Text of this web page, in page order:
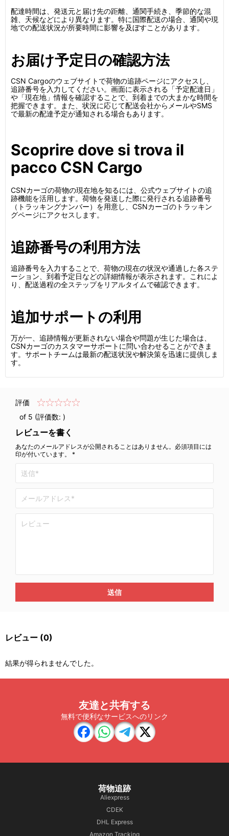
配達時間は、発送元と届け先の距離、通関手続き、季節的な混
雑、天候などにより異なります。特に国際配送の場合、通関や現
地での配送状況が所要時間に影響を及ぼすことがあります。
お届け予定日の確認方法
CSN Cargoのウェブサイトで荷物の追跡ページにアクセスし、
追跡番号を入力してください。画面に表示される「予定配達日」
や「現在地」情報を確認することで、到着までの大まかな時間を
把握できます。また、状況に応じて配送会社からメールやSMS
で最新の配達予定が通知される場合もあります。
Scoprire dove si trova il
pacco CSN Cargo
CSNカーゴの荷物の現在地を知るには、公式ウェブサイトの追
跡機能を活用します。荷物を発送した際に発行される追跡番号
（トラッキングナンバー）を用意し、CSNカーゴのトラッキン
グページにアクセスします。
追跡番号の利用方法
追跡番号を入力することで、荷物の現在の状況や通過した各ステ
ーション、到着予定日などの詳細情報が表示されます。これによ
り、配送過程の全ステップをリアルタイムで確認できます。
追加サポートの利用
万が一、追跡情報が更新されない場合や問題が生じた場合は、
CSNカーゴのカスタマーサポートに問い合わせることができま
す。サポートチームは最新の配送状況や解決策を迅速に提供しま
す。
評価
of 5 (評価数: )
レビューを書く
あなたのメールアドレスが公開されることはありません。必須項目には
印が付いています。 *
送信
レビュー (0)
結果が得られませんでした。
友達と共有する
無料で便利なサービスへのリンク
荷物追跡
Aliexpress
CDEK
DHL Express
Amazon Tracking